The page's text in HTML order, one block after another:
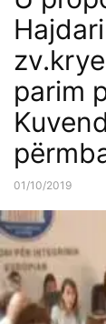
parim
01/10/2019